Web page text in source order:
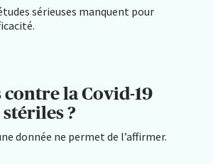
sérieuses manquent pour
contre la Covid-19
?
donnée ne permet de l’affirmer.